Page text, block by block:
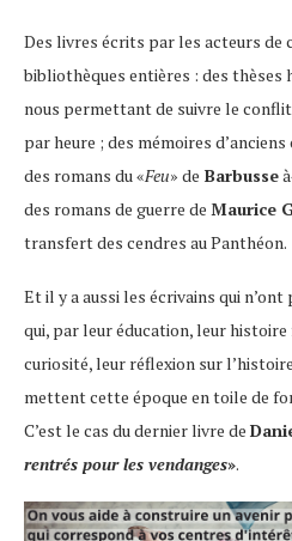
Des livres écrits par les acteurs de
bibliothèques entières : des thèses
nous permettant de suivre le
par heure ; des mémoires
des romans du «Feu» de Barbusse
des romans de guerre de Maurice
transfert des cendres au Panthéon.
Et il y a aussi les écrivains qui
qui, par leur éducation, leur
curiosité, leur réflexion sur
mettent cette époque en toile de
C’est le cas du dernier livre de
rentrés pour les vendanges».